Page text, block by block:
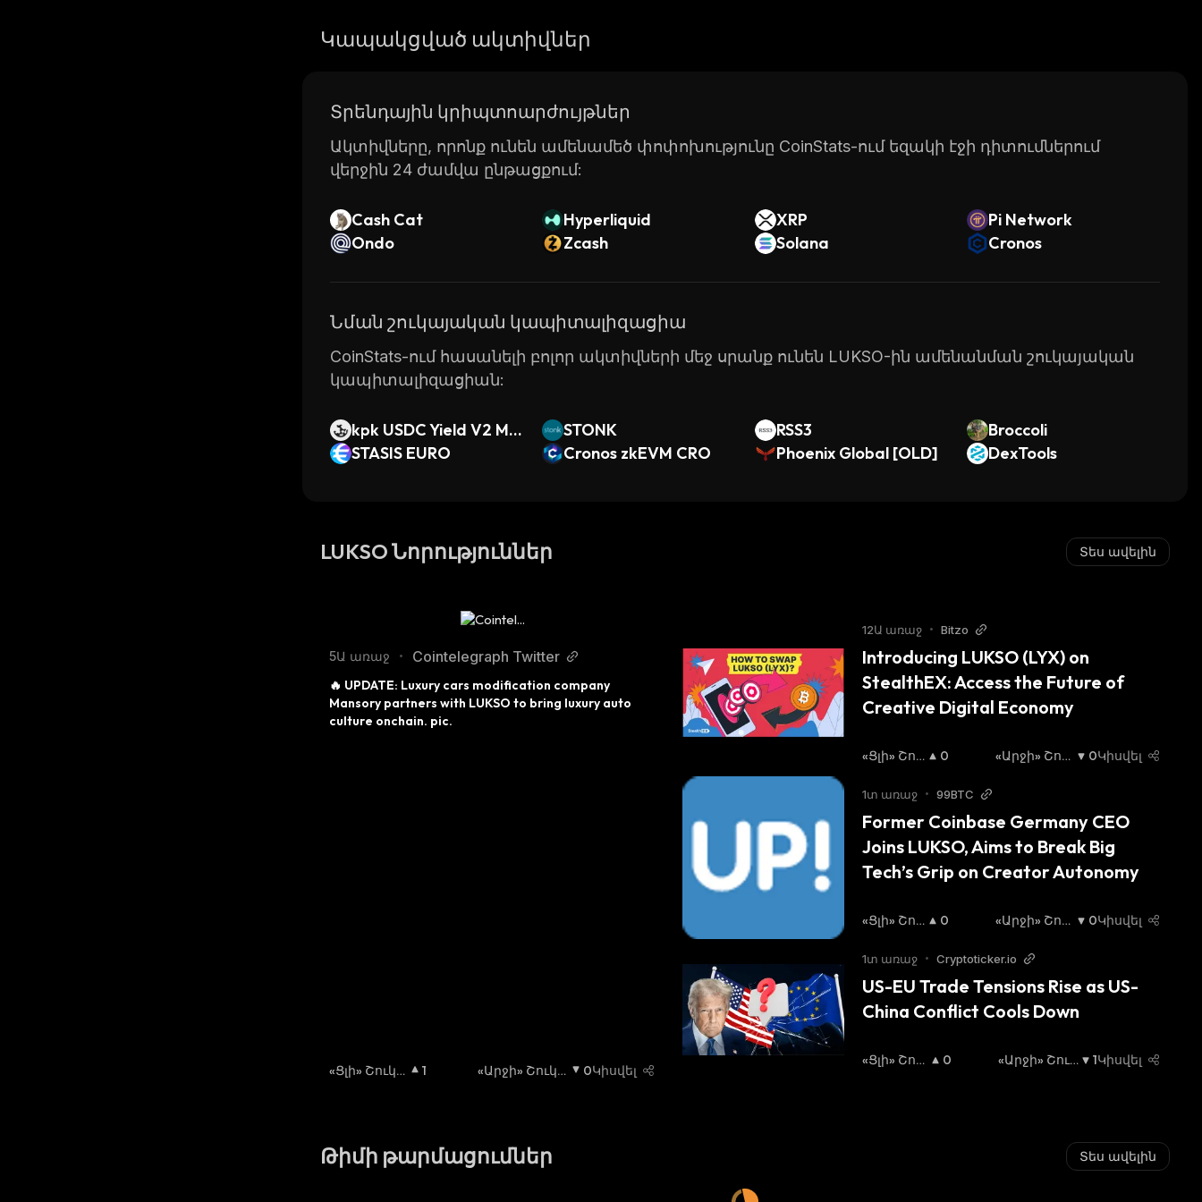
Կապակցված ակտիվներ
Տրենդային կրիպտոարժույթներ
Ակտիվները, որոնք ունեն ամենամեծ փոփոխությունը CoinStats-ում եզակի էջի դիտումներում
վերջին 24 ժամվա ընթացքում:
Cash Cat Hyperliquid XRP
Pi Network
Ondo
Zcash Solana Cronos
Նման շուկայական կապիտալիզացիա
CoinStats-ում հասանելի բոլոր ակտիվների մեջ սրանք ունեն LUKSO-ին ամենանման շուկայական
կապիտալիզացիան:
kpk USDC Yield V2 Mo
rpho Vault (Ethereum)
STONK RSS3
Broccoli
STASIS EURO
Cronos zkEVM CRO Phoenix Global [OLD] DexTools
LUKSO Նորություններ Տես ավելին
5Ա առաջ • Cointelegraph Twitter
🔥 UPDATE: Luxury cars modification company
Mansory partners with LUKSO to bring luxury auto
culture onchain. pic.
«Ցլի» Շուկ
1
«Արջի» Շուկ
0Կիսվել
12Ա առաջ • Bitzo
Introducing LUKSO (LYX) on
StealthEX: Access the Future of
Creative Digital Economy
«Ցլի» Շու
0
«Արջի» Շու
0Կիսվել
1տ առաջ • 99BTC
Former Coinbase Germany CEO
Joins LUKSO, Aims to Break Big
Tech’s Grip on Creator Autonomy
«Ցլի» Շու
0
«Արջի» Շու
0Կիսվել
1տ առաջ • Cryptoticker.io
US-EU Trade Tensions Rise as US-
China Conflict Cools Down
«Ցլի» Շու
0
«Արջի» Շուկ
1Կիսվել
Թիմի թարմացումներ Տես ավելին